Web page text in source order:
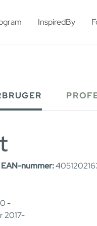
InspiredBy
EAN-nummer:
-
2017-